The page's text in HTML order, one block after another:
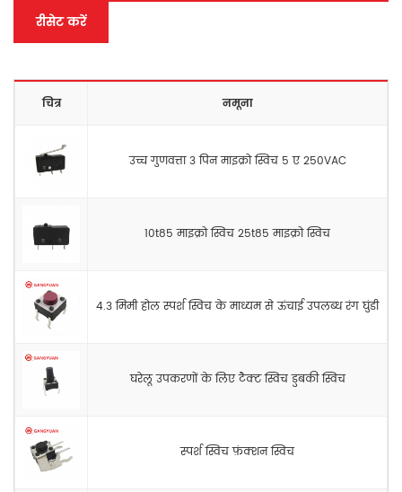
रीसेट करें
चित्र नमूना
उच्च गुणवत्ता 3 पिन माइक्रो स्विच 5 ए 250VAC
10t85 माइक्रो स्विच 25t85 माइक्रो स्विच
4.3 मिमी होल स्पर्श स्विच के माध्यम से ऊंचाई उपलब्ध रंग घुंडी
घरेलू उपकरणों के लिए टैक्ट स्विच डुबकी स्विच
स्पर्श स्विच फ़ंक्शन स्विच